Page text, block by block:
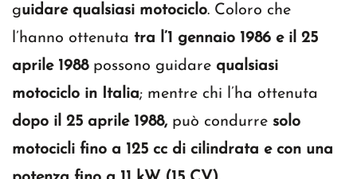
guidare qualsiasi motociclo. Coloro che
l’hanno ottenuta tra l’1 gennaio 1986 e il 25
aprile 1988 possono guidare qualsiasi
motociclo in Italia; mentre chi l’ha ottenuta
dopo il 25 aprile 1988,può condurre solo
motocicli fino a 125 cc di cilindrata e con una